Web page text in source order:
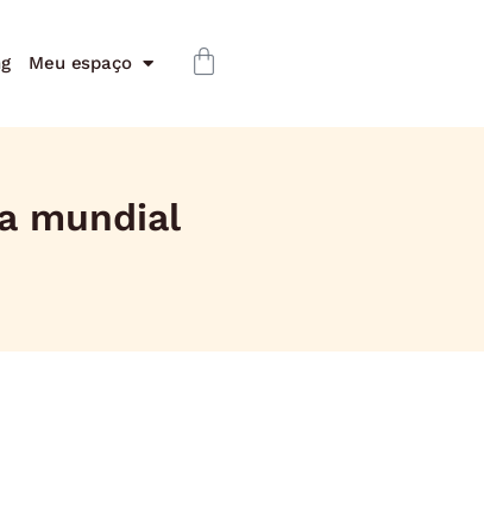
Meu espaço
mundial